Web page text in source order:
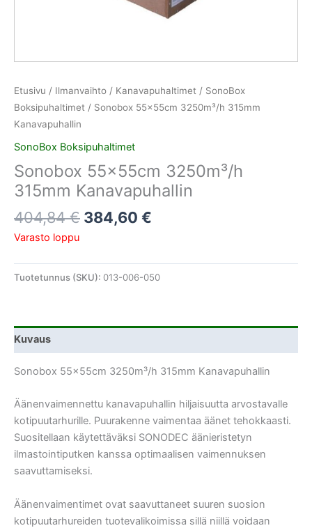
Etusivu / Ilmanvaihto / Kanavapuhaltimet / SonoBox
Boksipuhaltimet / Sonobox 55x55cm 3250m³/h 315mm
Kanavapuhallin
SonoBox Boksipuhaltimet
Sonobox 55x55cm 3250m³/h
315mm Kanavapuhallin
404,84€ 384,60 €
Varasto loppu
Tuotetunnus (SKU): 013-006-050
Kuvaus
Sonobox 55x55cm 3250m³/h 315mm Kanavapuhallin
Äänenvaimennettu kanavapuhallin hiljaisuutta arvostavalle
kotipuutarhurille. Puurakenne vaimentaa äänet tehokkaasti.
Suositellaan käytettäväksi SONODEC äänieristetyn
ilmastointiputken kanssa optimaalisen vaimennuksen
saavuttamiseksi.
Äänenvaimentimet ovat saavuttaneet suuren suosion
kotipuutarhureiden tuotevalikoimissa sillä niillä voidaan